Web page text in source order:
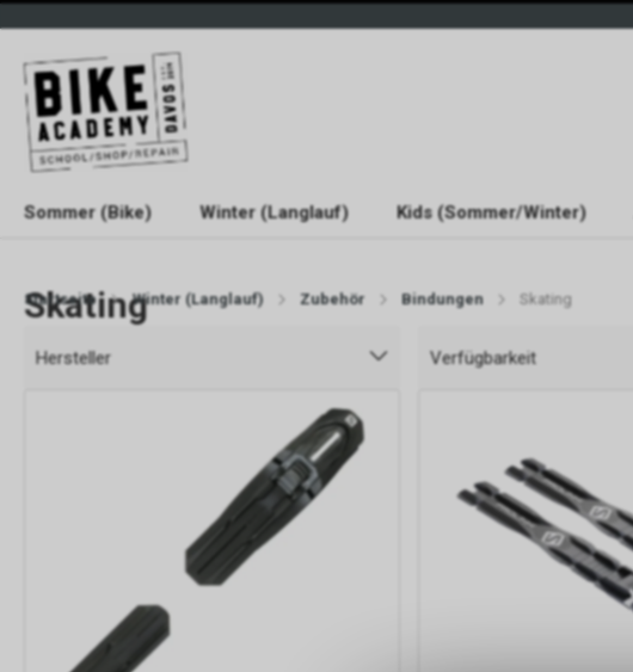
Sommer (Bike) Winter (Langlauf) Kids (Sommer/Winter)
Startseite Winter (Langlauf) Zubehör Bindungen Skating
Skating
Hersteller Verfügbarkeit